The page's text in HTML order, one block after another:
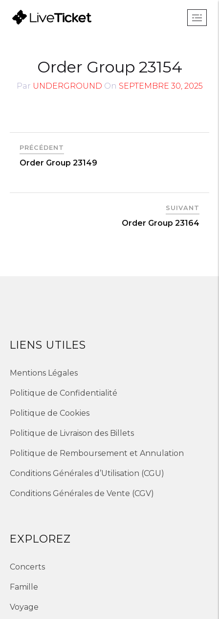
Order Group 23154
Par UNDERGROUND On SEPTEMBRE 30, 2025
PRÉCÉDENT
Order Group 23149
SUIVANT
Order Group 23164
LIENS UTILES
Mentions Légales
Politique de Confidentialité
Politique de Cookies
Politique de Livraison des Billets
Politique de Remboursement et Annulation
Conditions Générales d’Utilisation (CGU)
Conditions Générales de Vente (CGV)
EXPLOREZ
Concerts
Famille
Voyage